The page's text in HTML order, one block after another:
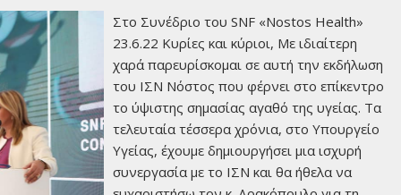
Στο Συνέδριο του SNF «Nostos Health»
23.6.22 Κυρίες και κύριοι, Με ιδιαίτερη
χαρά παρευρίσκομαι σε αυτή την εκδήλωση
του ΙΣΝ Νόστος που φέρνει στο επίκεντρο
το ύψιστης σημασίας αγαθό της υγείας. Τα
τελευταία τέσσερα χρόνια, στο Υπουργείο
Υγείας, έχουμε δημιουργήσει μια ισχυρή
συνεργασία με το ΙΣΝ και θα ήθελα να